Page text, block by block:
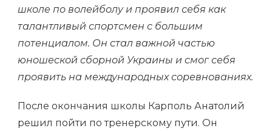
школе по волейболу и проявил себя как
талантливый спортсмен с большим
потенциалом. Он стал важной частью
юношеской сборной Украины и смог себя
проявить на международных соревнованиях.
После окончания школы Карполь Анатолий
решил пойти по тренерскому пути. Он